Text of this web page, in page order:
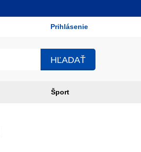
menu
Prihlásenie
Šport